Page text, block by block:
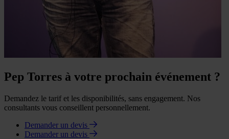
Pep Torres à votre prochain événement ?
Demandez le tarif et les disponibilités, sans engagement. Nos
consultants vous conseillent personnellement.
Demander un devis
Demander un devis